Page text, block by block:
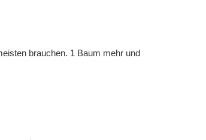
brauchen. 1 Baum mehr und